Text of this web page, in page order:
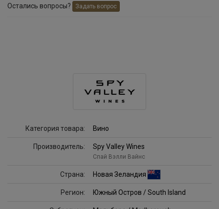
Остались вопросы? Задать вопрос
Категория товара: Вино
Производитель: Spy Valley Wines
Спай Вэлли Вайнс
Страна: Новая Зеландия
Регион: Южный Остров / South Island